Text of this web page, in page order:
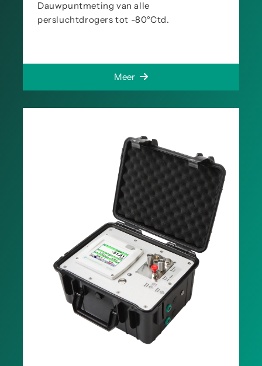
Dauwpuntmeting van alle
persluchtdrogers tot -80°Ctd.
Meer